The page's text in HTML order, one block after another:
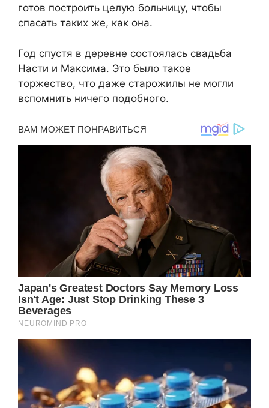
готов построить целую больницу, чтобы
спасать таких же, как она.
Год спустя в деревне состоялась свадьба
Насти и Максима. Это было такое
торжество, что даже старожилы не могли
вспомнить ничего подобного.